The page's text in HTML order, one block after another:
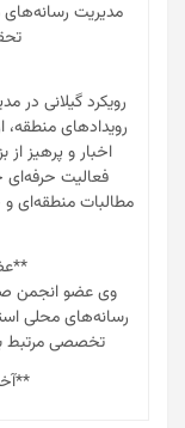
مدیریت رسانه‌های
رویکرد گیلانی در
رویدادهای منطقه،
اخبار و پرهیز
فعالیت حرفه‌ای
مطالبات منطقه‌ای
وی عضو انجمن
رسانه‌های محلی
تخصصی مرتبط